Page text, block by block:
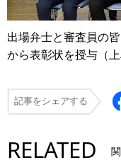
出場弁士と審査員の
から表彰状を授与（上
記事をシェアする
RELATED